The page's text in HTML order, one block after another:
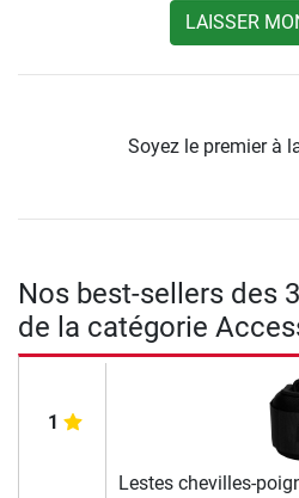
LAISSER
Soyez le premier à
Nos best-sellers des
de la catégorie
1
Lestes chevilles-